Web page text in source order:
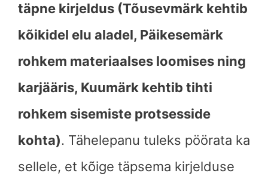
täpne kirjeldus (Tõusevmärk kehtib
kõikidel elu aladel, Päikesemärk
rohkem materiaalses loomises ning
karjääris, Kuumärk kehtib tihti
rohkem sisemiste protsesside
kohta). Tähelepanu tuleks pöörata ka
sellele, et kõige täpsema kirjelduse